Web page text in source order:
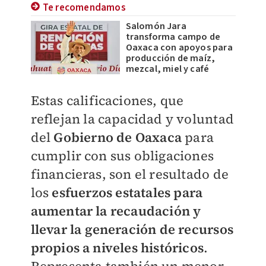
Te recomendamos
Salomón Jara
transforma campo de
Oaxaca con apoyos para
producción de maíz,
mezcal, miel y café
Estas calificaciones, que
reflejan la capacidad y voluntad
del Gobierno de Oaxaca para
cumplir con sus obligaciones
financieras, son el resultado de
los esfuerzos estatales para
aumentar la recaudación y
llevar la generación de recursos
propios a niveles históricos.